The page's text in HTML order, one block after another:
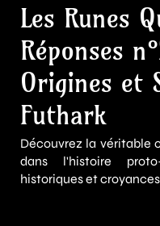
Les Runes
Réponses
Origines et
Futhark
Découvrez la véritable
dans l'histoire
historiques et